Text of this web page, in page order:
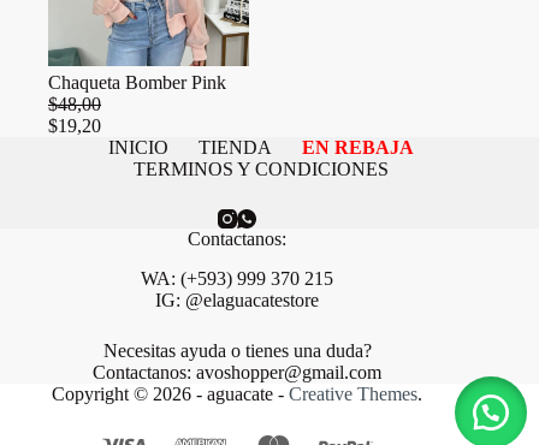
Chaqueta Bomber Pink
$48,00
$19,20
INICIO
TIENDA
EN REBAJA
TERMINOS Y CONDICIONES
Contactanos:
WA: (+593) 999 370 215
IG: @elaguacatestore
Necesitas ayuda o tienes una duda?
Contactanos: avoshopper@gmail.com
Copyright © 2026 - aguacate -Creative Themes.